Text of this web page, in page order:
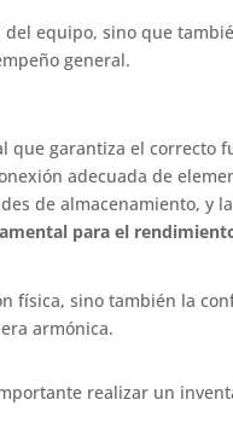
del equipo, sino que
general.
que garantiza el correcto
adecuada de
de almacenamiento, y
para el
física, sino también la
armónica.
realizar un